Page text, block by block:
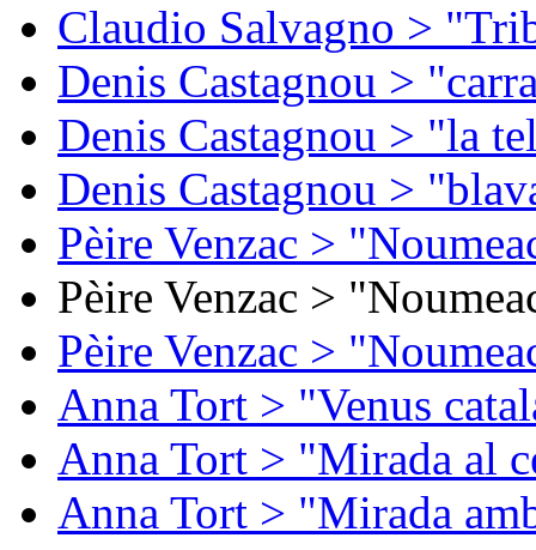
Claudio Salvagno >
Denis Castagnou >
Denis Castagnou > "la
Denis Castagnou >
Pèire Venzac >
Pèire Venzac >
Pèire Venzac >
Anna Tort > "Venus
Anna Tort > "Mirada al
Anna Tort > "Mirada